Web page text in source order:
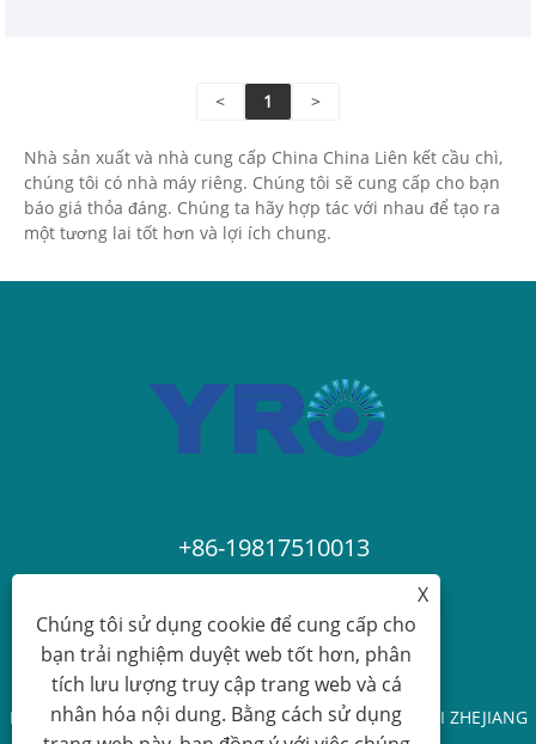
< 1 >
Nhà sản xuất và nhà cung cấp China China Liên kết cầu chì,
chúng tôi có nhà máy riêng. Chúng tôi sẽ cung cấp cho bạn
báo giá thỏa đáng. Chúng ta hãy hợp tác với nhau để tạo ra
một tương lai tốt hơn và lợi ích chung.
+86-19817510013
Bản quyền © 2024 CÔNG TY TNHH NĂNG LƯỢNG MỚI ZHEJIANG
X
Chúng tôi sử dụng cookie để cung cấp cho
bạn trải nghiệm duyệt web tốt hơn, phân
tích lưu lượng truy cập trang web và cá
nhân hóa nội dung. Bằng cách sử dụng